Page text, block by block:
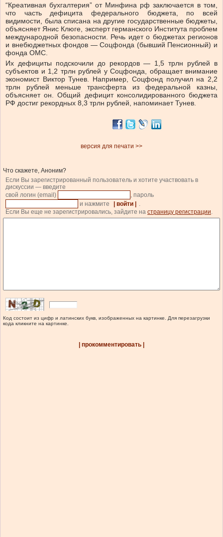
“Креативная бухгалтерия” от Минфина рф заключается в том,
что часть дефицита федерального бюджета, по всей
видимости, была списана на другие государственные бюджеты,
объясняет Янис Клюге, эксперт германского Института проблем
международной безопасности. Речь идет о бюджетах регионов
и внебюджетных фондов — Соцфонда (бывший Пенсионный) и
фонда ОМС.
Их дефициты подскочили до рекордов — 1,5 трлн рублей в
субъектов и 1,2 трлн рублей у Соцфонда, обращает внимание
экономист Виктор Тунев. Например, Соцфонд получил на 2,2
трлн рублей меньше трансферта из федеральной казны,
объясняет он. Общий дефицит консолидированного бюджета
РФ достиг рекордных 8,3 трлн рублей, напоминает Тунев.
версия для печати >>
Что скажете, Аноним?
Если Вы зарегистрированный пользователь и хотите участвовать в
дискуссии — введите
свой логин (email)
, пароль
и нажмите
| войти |
.
Если Вы еще не зарегистрировались, зайдите на страницу регистрации.
Код состоит из цифр и латинских букв, изображенных на картинке. Для перезагрузки
кода кликните на картинке.
| прокомментировать |